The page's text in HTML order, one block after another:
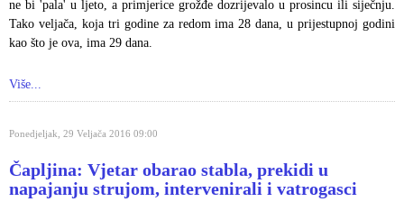
ne bi 'pala' u ljeto, a primjerice grožđe dozrijevalo u prosincu ili siječnju.
Tako veljača, koja tri godine za redom ima 28 dana, u prijestupnoj godini
kao što je ova, ima 29 dana.
Više...
Ponedjeljak, 29 Veljača 2016 09:00
Čapljina: Vjetar obarao stabla, prekidi u
napajanju strujom, intervenirali i vatrogasci